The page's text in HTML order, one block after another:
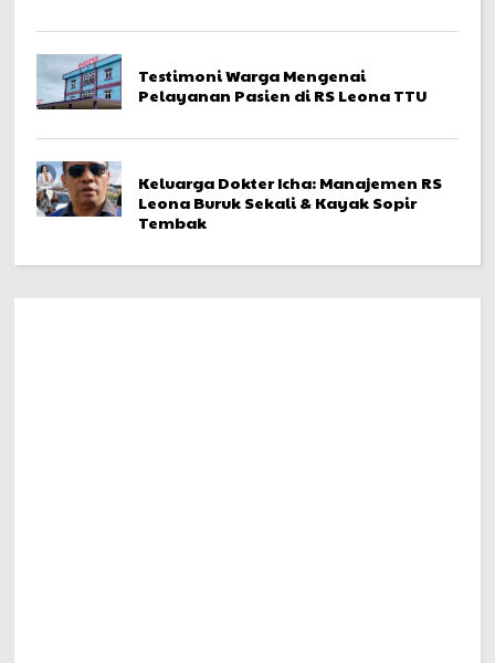
Testimoni Warga Mengenai
Pelayanan Pasien di RS Leona TTU
Keluarga Dokter Icha: Manajemen RS
Leona Buruk Sekali & Kayak Sopir
Tembak